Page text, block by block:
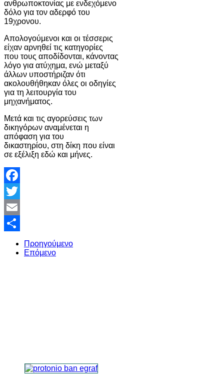
ανθρωποκτονίας με ενδεχόμενο
δόλο για τον αδερφό του
19χρονου.
Απολογούμενοι και οι τέσσερις
είχαν αρνηθεί τις κατηγορίες
που τους αποδίδονται, κάνοντας
λόγο για ατύχημα, ενώ μεταξύ
άλλων υποστήριζαν ότι
ακολουθήθηκαν όλες οι οδηγίες
για τη λειτουργία του
μηχανήματος.
Μετά και τις αγορεύσεις των
δικηγόρων αναμένεται η
απόφαση για του
δικαστηρίου, στη δίκη που είναι
σε εξέλιξη εδώ και μήνες.
Facebook
Twitter
Email
Share
Προηγούμενο
Επόμενο